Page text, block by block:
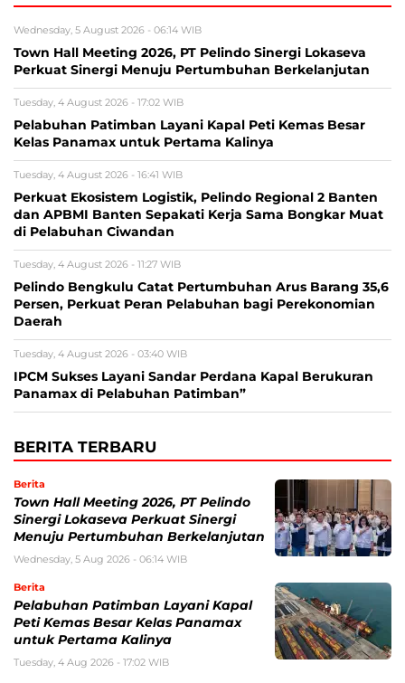
Wednesday, 5 August 2026 - 06:14 WIB
Town Hall Meeting 2026, PT Pelindo Sinergi Lokaseva
Perkuat Sinergi Menuju Pertumbuhan Berkelanjutan
Tuesday, 4 August 2026 - 17:02 WIB
Pelabuhan Patimban Layani Kapal Peti Kemas Besar
Kelas Panamax untuk Pertama Kalinya
Tuesday, 4 August 2026 - 16:41 WIB
Perkuat Ekosistem Logistik, Pelindo Regional 2 Banten
dan APBMI Banten Sepakati Kerja Sama Bongkar Muat
di Pelabuhan Ciwandan
Tuesday, 4 August 2026 - 11:27 WIB
Pelindo Bengkulu Catat Pertumbuhan Arus Barang 35,6
Persen, Perkuat Peran Pelabuhan bagi Perekonomian
Daerah
Tuesday, 4 August 2026 - 03:40 WIB
IPCM Sukses Layani Sandar Perdana Kapal Berukuran
Panamax di Pelabuhan Patimban”
BERITA TERBARU
Berita
Town Hall Meeting 2026, PT Pelindo
Sinergi Lokaseva Perkuat Sinergi
Menuju Pertumbuhan Berkelanjutan
Wednesday, 5 Aug 2026 - 06:14 WIB
Berita
Pelabuhan Patimban Layani Kapal
Peti Kemas Besar Kelas Panamax
untuk Pertama Kalinya
Tuesday, 4 Aug 2026 - 17:02 WIB